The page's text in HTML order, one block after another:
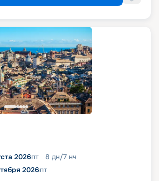
2026пт 8 дн/7 нч
2026пт